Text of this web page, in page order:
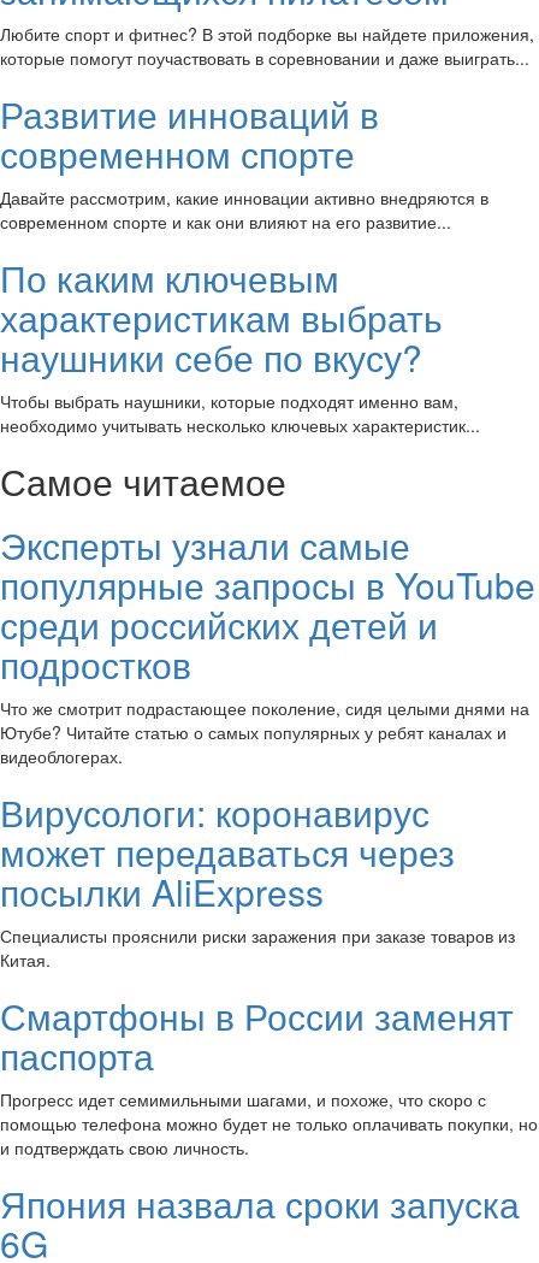
Любите спорт и фитнес? В этой подборке вы найдете приложения,
которые помогут поучаствовать в соревновании и даже выиграть...
Развитие инноваций в
современном спорте
Давайте рассмотрим, какие инновации активно внедряются в
современном спорте и как они влияют на его развитие...
По каким ключевым
характеристикам выбрать
наушники себе по вкусу?
Чтобы выбрать наушники, которые подходят именно вам,
необходимо учитывать несколько ключевых характеристик...
Самое читаемое
Эксперты узнали самые
популярные запросы в YouTube
среди российских детей и
подростков
Что же смотрит подрастающее поколение, сидя целыми днями на
Ютубе? Читайте статью о самых популярных у ребят каналах и
видеоблогерах.
Вирусологи: коронавирус
может передаваться через
посылки AliExpress
Специалисты прояснили риски заражения при заказе товаров из
Китая.
Смартфоны в России заменят
паспорта
Прогресс идет семимильными шагами, и похоже, что скоро с
помощью телефона можно будет не только оплачивать покупки, но
и подтверждать свою личность.
Япония назвала сроки запуска
6G